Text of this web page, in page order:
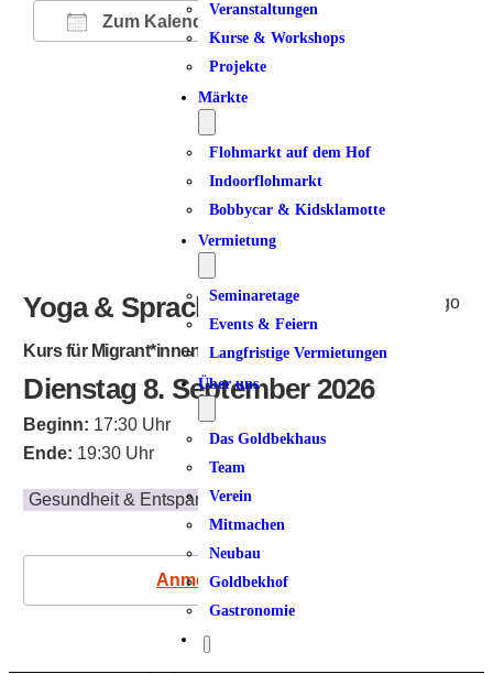
Veranstaltungen
Kurse & Workshops
Projekte
Märkte
Flohmarkt auf dem Hof
Indoorflohmarkt
Bobbycar & Kidsklamotte
Vermietung
Seminaretage
Events & Feiern
Langfristige Vermietungen
Über uns
Das Goldbekhaus
Team
Verein
Mitmachen
Neubau
Goldbekhof
Gastronomie
Zum Kalender hinzufügen
ICS herunterladen
Google Kalender
iCalendarOffice 365
Yoga & Sprachclub
Kurs für Migrant*innen
Dienstag 8. September 2026
Beginn: 17:30 Uhr
Ende: 19:30 Uhr
Gesundheit & Entspannung
Anmeldung